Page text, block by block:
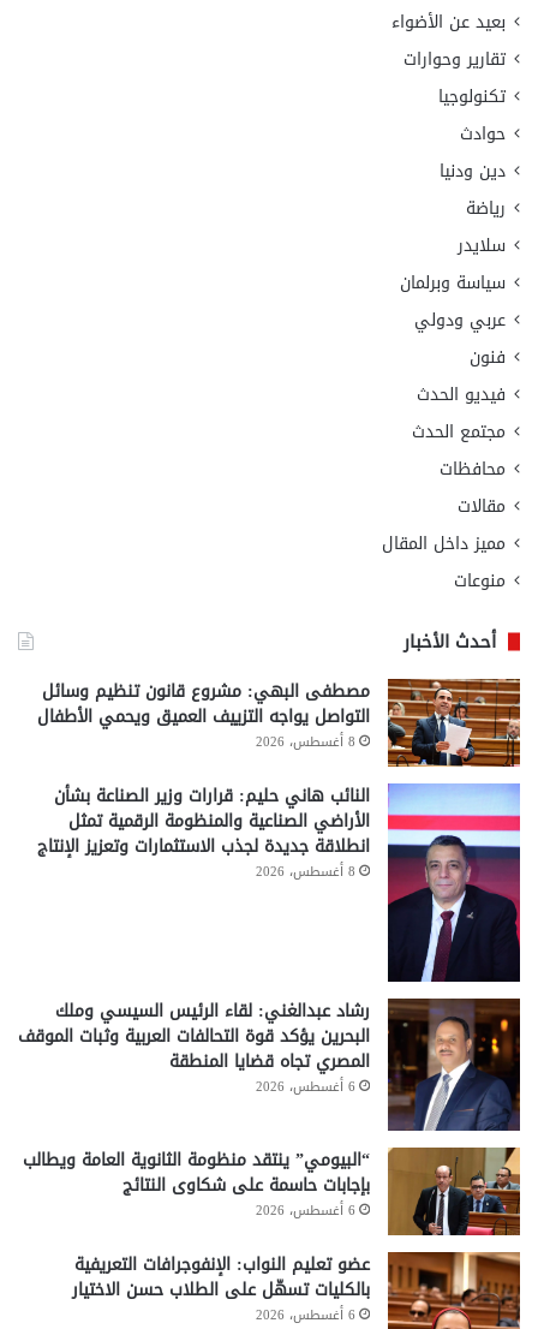
بعيد عن الأضواء
تقارير وحوارات
تكنولوجيا
حوادث
دين ودنيا
رياضة
سلايدر
سياسة وبرلمان
عربي ودولي
فنون
فيديو الحدث
مجتمع الحدث
محافظات
مقالات
مميز داخل المقال
منوعات
أحدث الأخبار
مصطفى البهي: مشروع قانون تنظيم وسائل
التواصل يواجه التزييف العميق ويحمي الأطفال
8 أغسطس، 2026
النائب هاني حليم: قرارات وزير الصناعة بشأن
الأراضي الصناعية والمنظومة الرقمية تمثل
انطلاقة جديدة لجذب الاستثمارات وتعزيز الإنتاج
8 أغسطس، 2026
رشاد عبدالغني: لقاء الرئيس السيسي وملك
البحرين يؤكد قوة التحالفات العربية وثبات الموقف
المصري تجاه قضايا المنطقة
6 أغسطس، 2026
“البيومي” ينتقد منظومة الثانوية العامة ويطالب
بإجابات حاسمة على شكاوى النتائج
6 أغسطس، 2026
عضو تعليم النواب: الإنفوجرافات التعريفية
بالكليات تسهّل على الطلاب حسن الاختيار
6 أغسطس، 2026